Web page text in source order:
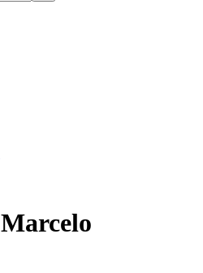
Marcelo